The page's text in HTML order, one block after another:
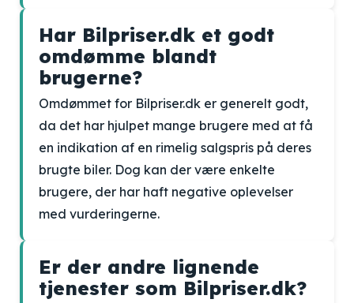
Har Bilpriser.dk et godt
omdømme blandt
brugerne?
Omdømmet for Bilpriser.dk er generelt godt,
da det har hjulpet mange brugere med at få
en indikation af en rimelig salgspris på deres
brugte biler. Dog kan der være enkelte
brugere, der har haft negative oplevelser
med vurderingerne.
Er der andre lignende
tjenester som Bilpriser.dk?